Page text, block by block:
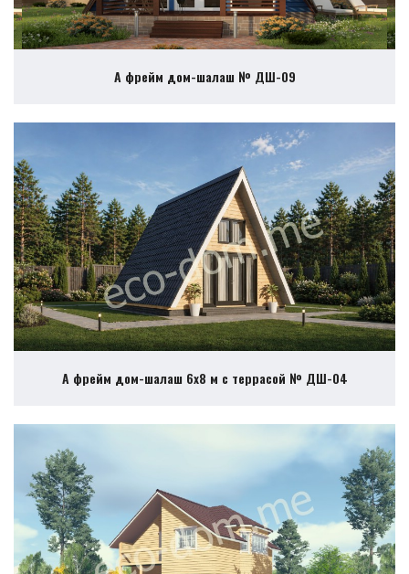
А фрейм дом-шалаш № ДШ-09
А фрейм дом-шалаш 6х8 м с террасой № ДШ-04